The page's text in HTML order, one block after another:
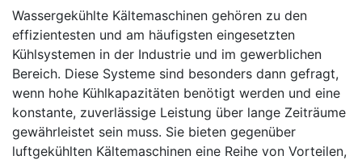
Wassergekühlte Kältemaschinen gehören zu den
effizientesten und am häufigsten eingesetzten
Kühlsystemen in der Industrie und im gewerblichen
Bereich. Diese Systeme sind besonders dann gefragt,
wenn hohe Kühlkapazitäten benötigt werden und eine
konstante, zuverlässige Leistung über lange Zeiträume
gewährleistet sein muss. Sie bieten gegenüber
luftgekühlten Kältemaschinen eine Reihe von Vorteilen,